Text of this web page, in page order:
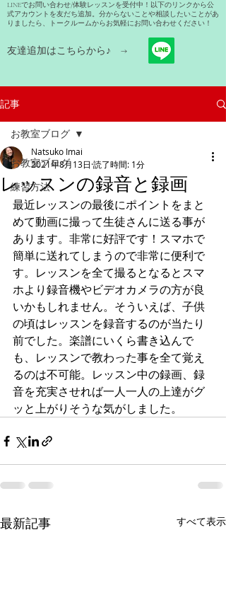
LINEでお問い合わせ/体験レッスンを受付中！以下のリンクから公
式アカウントを友だち追加。分からないことや相談したいことがあ
りましたら、トークルームからお気軽にお問い合わせください！
友達追加はこちらから​♪ →
記事
お教室ブログ
練習方法
お教室ブログ
レッスンの録音と録画
Natsuko Imai
2021年8月13日 読了時間: 1分
最近レッスンの最後にポイントをまと
めて動画に撮って生徒さんに送る事が
あります。非常に好評です！スマホで
簡単に送れてしまうので非常に便利で
す。レッスンを全て撮るとなるとスマ
ホより録音機やビデオカメラの方が良
いかもしれません。そういえば、子供
の頃はレッスンを録音するのが当たり
前でした。楽譜にいくら書き込んで
も、レッスンで教わった事を全て覚え
るのは不可能。レッスン中の録画、録
音を充実させれば一人一人の上達がグ
ッと上がりそうな気がしました。
最新記事 すべて表示